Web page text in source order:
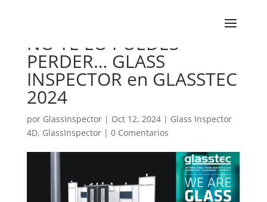
NO TE LO PUEDES
PERDER… GLASS
INSPECTOR en GLASSTEC
2024
por GlassInspector| Oct 12, 2024| Glass Inspector
4D, GlassInspector| 0 Comentarios